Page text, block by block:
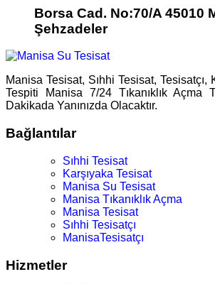
Borsa Cad. No:70/A 45010
Şehzadeler
Manisa Tesisat, Sıhhi Tesisat, Tesisatçı,
Tespiti Manisa 7/24 Tıkanıklık Açma
Dakikada Yanınızda Olacaktır.
Bağlantılar
Sıhhi Tesisat
Karşıyaka Tesisat
Manisa Su Tesisat
Manisa Tıkanıklık Açma
Manisa Tesisat
Sıhhi Tesisatçı
ManisaTesisatçı
Hizmetler